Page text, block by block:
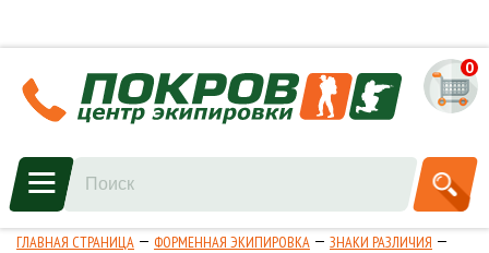
0
ГЛАВНАЯ СТРАНИЦА ФОРМЕННАЯ ЭКИПИРОВКА
ЗНАКИ РАЗЛИЧИЯ